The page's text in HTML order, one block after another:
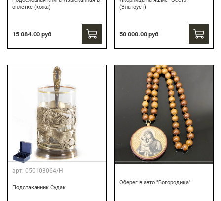
оплетке (кожа)
15 084.00 руб
(Златоуст)
50 000.00 руб
арт. 050103064/Н
Подстаканник Судак
Оберег в авто "Богородица"